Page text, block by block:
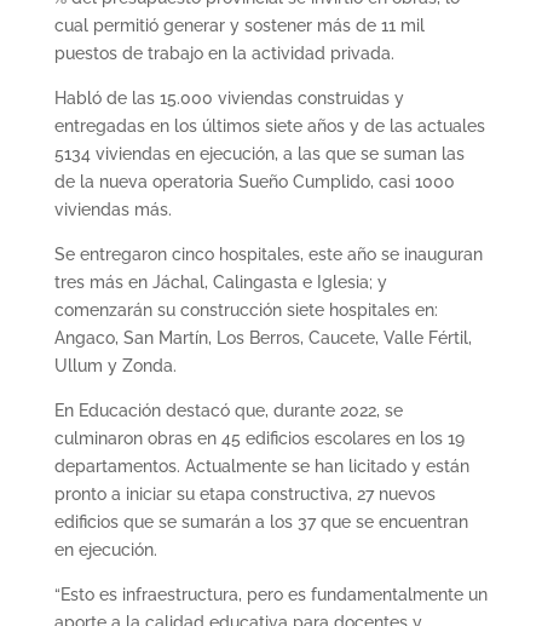
cual permitió generar y sostener más de 11 mil
puestos de trabajo en la actividad privada.
Habló de las 15.000 viviendas construidas y
entregadas en los últimos siete años y de las actuales
5134 viviendas en ejecución, a las que se suman las
de la nueva operatoria Sueño Cumplido, casi 1000
viviendas más.
Se entregaron cinco hospitales, este año se inauguran
tres más en Jáchal, Calingasta e Iglesia; y
comenzarán su construcción siete hospitales en:
Angaco, San Martín, Los Berros, Caucete, Valle Fértil,
Ullum y Zonda.
En Educación destacó que, durante 2022, se
culminaron obras en 45 edificios escolares en los 19
departamentos. Actualmente se han licitado y están
pronto a iniciar su etapa constructiva, 27 nuevos
edificios que se sumarán a los 37 que se encuentran
en ejecución.
“Esto es infraestructura, pero es fundamentalmente un
aporte a la calidad educativa para docentes y